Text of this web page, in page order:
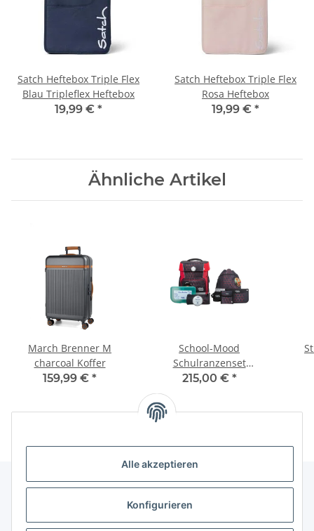
Alle akzeptieren
Konfigurieren
Satch Heftebox Triple Flex
Blau Tripleflex Heftebox
19,99 € *
Satch Heftebox Triple Flex
Rosa Heftebox
19,99 € *
Ähnliche Artikel
March Brenner M
charcoal Koffer
159,99 € *
School-Mood
Schulranzenset
Champion Mika (Drache)
215,00 € *